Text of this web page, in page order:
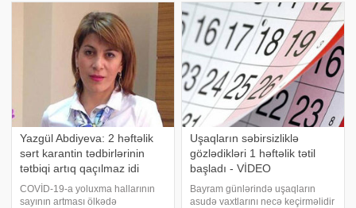
beyinə gedən əsas damarlar 7
sutka müddətinə yığılmış olur. -a
istinadən bildiri
xüsusi karantin rejiminin
sərtləşdirilməsi ilə bağlı tədbirlər
tətbiq edilir. Trend-
Yazgül Abdiyeva: 2 həftəlik
sərt karantin tədbirlərinin
tətbiqi artıq qaçılmaz idi
COVİD-19-a yoluxma hallarının
sayının artması ölkədə
Uşaqların səbirsizliklə
gözlədikləri 1 həftəlik tətil
başladı - VİDEO
Bayram günlərində uşaqların
asudə vaxtlarını necə keçirməlidir